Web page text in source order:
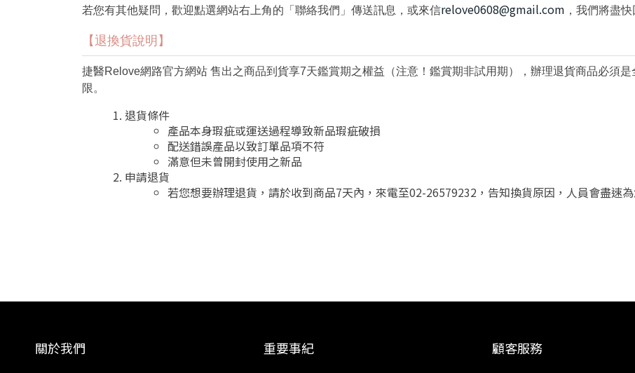
若您有其他疑問，歡迎點選網站右上角的「聯絡我們」傳送訊息，或來信relove0608@gmail.com ，我們將盡快
【退換貨說明】
捷醫Relove網路官方網站 售出之商品到貨享7天鑑賞期之權益（注意！鑑賞期非試用期），辦理退貨商品必須
限。
退貨條件
產品本身瑕疵或運送過程導致新品瑕疵破損
配送錯誤產品以致訂單品項不符
滿意但未曾開封使用之新品
申請退貨
若您想要辦理退貨，請於收到商品7天內，來電至02-26579232，告知換貨原因，人員會盡速為
關於我們 重要事紀 顧客服務